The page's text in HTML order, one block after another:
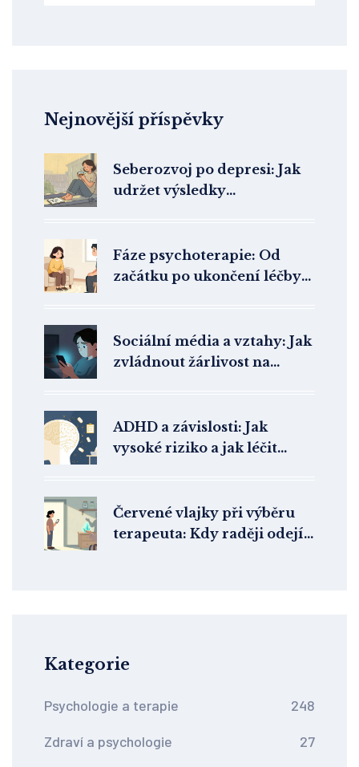
Nejnovější příspěvky
Seberozvoj po depresi: Jak
udržet výsledky
Fáze psychoterapie: Od
začátku po ukončení léčby
Sociální média a vztahy: Jak
zvládnout žárlivost na
ADHD a závislosti: Jak
vysoké riziko a jak léčit
Červené vlajky při výběru
terapeuta: Kdy raději odejít
Kategorie
Psychologie a terapie 248
Zdraví a psychologie 27